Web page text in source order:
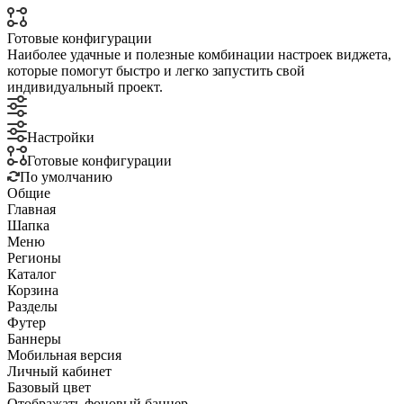
Готовые конфигурации
Наиболее удачные и полезные комбинации настроек виджета,
которые помогут быстро и легко запустить свой
индивидуальный проект.
Настройки
Готовые конфигурации
По умолчанию
Общие
Главная
Шапка
Меню
Регионы
Каталог
Корзина
Разделы
Футер
Баннеры
Мобильная версия
Личный кабинет
Базовый цвет